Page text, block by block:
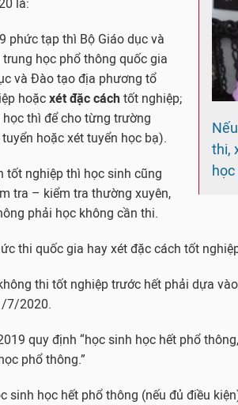
thi,
là:
phức tạp thì Bộ Giáo dục và
học phổ thông quốc gia
và Đào tạo địa phương tổ
hoặc xét đặc cách tốt nghiệp;
thì để cho từng trường
hoặc xét tuyển học bạ).
tốt nghiệp thì học sinh cũng
tra – kiểm tra thường xuyên,
phải học không cần thi.
thi quốc gia hay xét đặc cách tốt
thi tốt nghiệp trước hết phải dựa
7/2020.
quy định “học sinh học hết phổ
phổ thông.”
sinh học hết phổ thông (nếu đủ điều